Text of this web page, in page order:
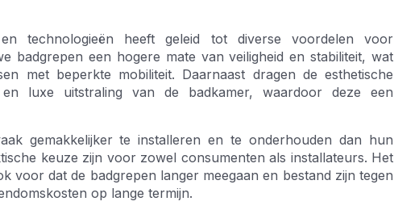
technologieën heeft geleid tot diverse voordelen voor
badgrepen een hogere mate van veiligheid en stabiliteit, wat
met beperkte mobiliteit. Daarnaast dragen de esthetische
luxe uitstraling van de badkamer, waardoor deze een
gemakkelijker te installeren en te onderhouden dan hun
keuze zijn voor zowel consumenten als installateurs. Het
voor dat de badgrepen langer meegaan en bestand zijn tegen
op lange termijn.